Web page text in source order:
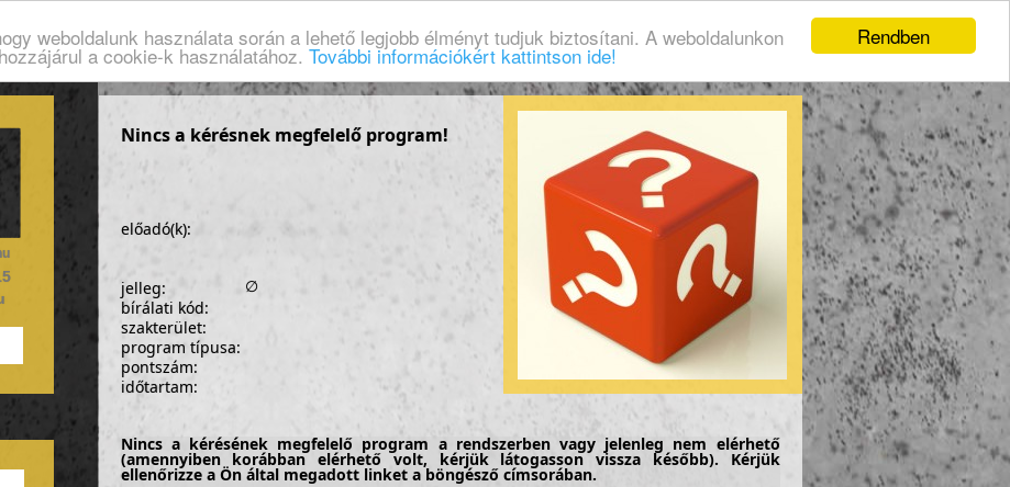
Rendben
weboldalunk használata során a lehető legjobb élményt tudjuk biztosítani. A weboldalunkon
a cookie-k használatához. További információkért kattintson ide!
Nincs a kérésnek megfelelő program!
előadó(k):
jelleg:
∅
bírálati kód:
szakterület:
program típusa:
pontszám:
időtartam:
Nincs a kérésének megfelelő program a rendszerben vagy jelenleg nem elérhető
(amennyiben korábban elérhető volt, kérjük látogasson vissza később). Kérjük
ellenőrizze a Ön által megadott linket a böngésző címsorában.